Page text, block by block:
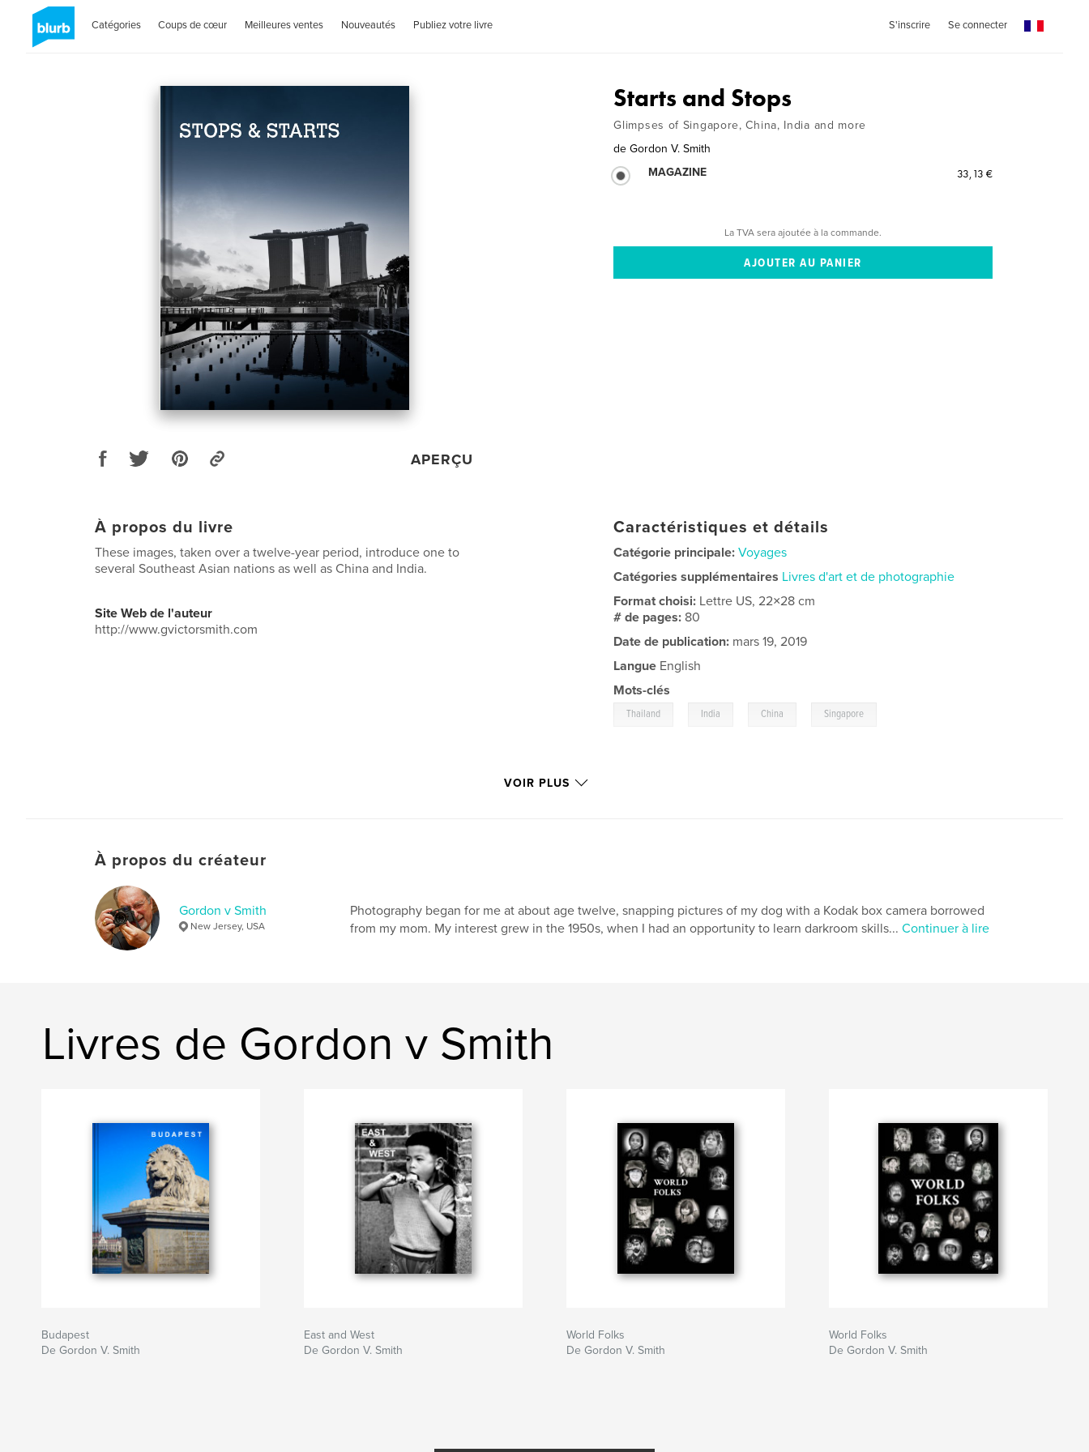
Catégories Coups de cœur Meilleures ventes Nouveautés Publiez votre livre S'inscrire Se connecter
APERÇU
Starts and Stops
Glimpses of Singapore, China, India and more
de Gordon V. Smith
MAGAZINE
33,13 €
La TVA sera ajoutée à la commande.
À propos du livre
These images, taken over a twelve-year period, introduce one to
several Southeast Asian nations as well as China and India.
Site Web de l'auteur
http://www.gvictorsmith.com
Caractéristiques et détails
Catégorie principale: Voyages
Catégories supplémentaires Livres d'art et de photographie
Format choisi: Lettre US, 22×28 cm
# de pages: 80
Date de publication: mars 19, 2019
Langue English
Mots-clés
Thailand India China Singapore
VOIR PLUS
À propos du créateur
Gordon v Smith
New Jersey, USA
Photography began for me at about age twelve, snapping pictures of my dog with a Kodak box camera borrowed
from my mom. My interest grew in the 1950s, when I had an opportunity to learn darkroom skills... Continuer à lire
Livres de Gordon v Smith
Budapest
De Gordon V. Smith
East and West
De Gordon V. Smith
World Folks
De Gordon V. Smith
World Folks
De Gordon V. Smith